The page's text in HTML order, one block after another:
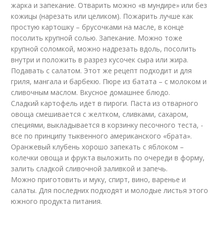
жарка и запекание. Отварить можно «в мундире» или без
кожицы (нарезать или целиком). Пожарить лучше как
простую картошку – брусочками на масле, в конце
посолить крупной солью. Запекание. Можно тоже
крупной соломкой, можно надрезать вдоль, посолить
внутри и положить в разрез кусочек сыра или жира.
Подавать с салатом. Этот же рецепт подходит и для
гриля, мангала и барбекю. Пюре из батата – с молоком и
сливочным маслом. Вкусное домашнее блюдо.
Сладкий картофель идет в пироги. Паста из отварного
овоща смешивается с желтком, сливками, сахаром,
специями, выкладывается в корзинку песочного теста, -
все по принципу тыквенного американского «брата».
Оранжевый клубень хорошо запекать с яблоком –
колечки овоща и фрукта выложить по очереди в форму,
залить сладкой сливочной заливкой и запечь.
Можно приготовить и муку, спирт, вино, варенье и
салаты. Для последних подходят и молодые листья этого
южного продукта питания.